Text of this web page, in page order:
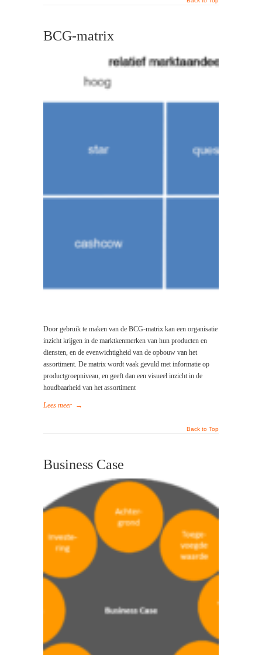
BCG-matrix
Door gebruik te maken van de BCG-matrix kan een organisatie
inzicht krijgen in de marktkenmerken van hun producten en
diensten, en de evenwichtigheid van de opbouw van het
assortiment. De matrix wordt vaak gevuld met informatie op
productgroepniveau, en geeft dan een visueel inzicht in de
houdbaarheid van het assortiment
Lees meer →
Back to Top
Business Case